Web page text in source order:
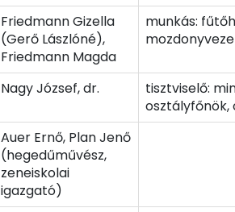
Friedmann Gizella
(Gerő Lászlóné),
Friedmann Magda
munkás:
Nagy József, dr.
tisztviselő:
osztályfőnök,
Auer Ernő, Plan Jenő
(hegedűművész,
zeneiskolai
igazgató)